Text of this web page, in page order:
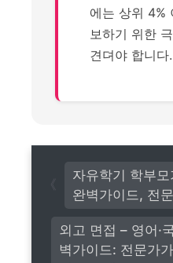
에는 상위 4%
보하기 위한
견뎌야 합니다.
외고 면접 – 영어·
벽가이드: 전문가
자유학기 학부
완벽가이드, 전